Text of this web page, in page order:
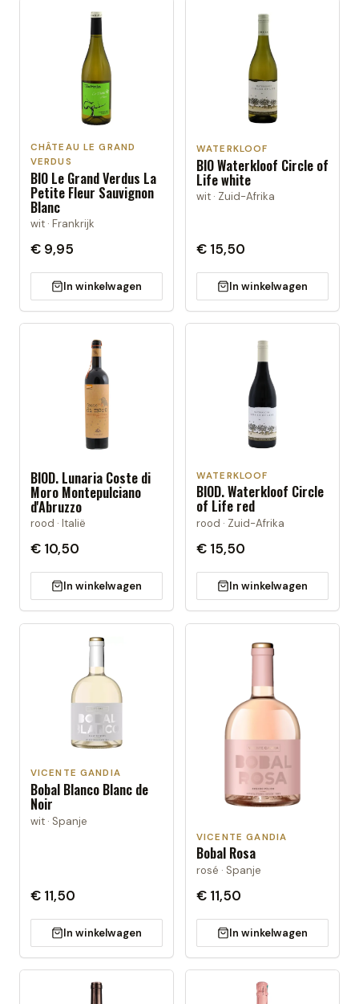
CHÂTEAU LE GRAND
VERDUS
BIO Le Grand Verdus La
Petite Fleur Sauvignon
Blanc
wit · Frankrijk
€ 9,95
In winkelwagen
WATERKLOOF
BIO Waterkloof Circle of
Life white
wit · Zuid-Afrika
€ 15,50
In winkelwagen
BIOD. Lunaria Coste di
Moro Montepulciano
d'Abruzzo
rood · Italië
€ 10,50
In winkelwagen
WATERKLOOF
BIOD. Waterkloof Circle
of Life red
rood · Zuid-Afrika
€ 15,50
In winkelwagen
VICENTE GANDIA
Bobal Blanco Blanc de
Noir
wit · Spanje
€ 11,50
In winkelwagen
VICENTE GANDIA
Bobal Rosa
rosé · Spanje
€ 11,50
In winkelwagen